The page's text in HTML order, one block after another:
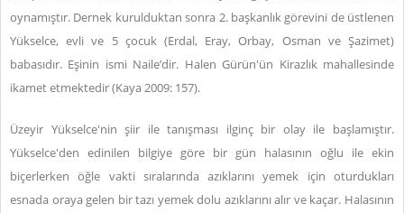
oynamıştır. Dernek kurulduktan sonra 2. başkanlık görevini de üstlenen
Yükselce, evli ve 5 çocuk (Erdal, Eray, Orbay, Osman ve Şazimet)
babasıdır. Eşinin ismi Naile’dir. Halen Gürün'ün Kirazlık mahallesinde
ikamet etmektedir (Kaya 2009: 157).
Üzeyir Yükselce'nin şiir ile tanışması ilginç bir olay ile başlamıştır.
Yükselce'den edinilen bilgiye göre bir gün halasının oğlu ile ekin
biçerlerken öğle vakti sıralarında azıklarını yemek için oturdukları
esnada oraya gelen bir tazı yemek dolu azıklarını alır ve kaçar. Halasının